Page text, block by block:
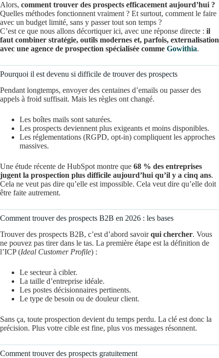
Alors, comment trouver des prospects efficacement aujourd’hui ?
Quelles méthodes fonctionnent vraiment ? Et surtout, comment le faire
avec un budget limité, sans y passer tout son temps ?
C’est ce que nous allons décortiquer ici, avec une réponse directe : il
faut combiner stratégie, outils modernes et, parfois, externalisation
avec une agence de prospection spécialisée comme Gowithia.
Pourquoi il est devenu si difficile de trouver des prospects
Pendant longtemps, envoyer des centaines d’emails ou passer des
appels à froid suffisait. Mais les règles ont changé.
Les boîtes mails sont saturées.
Les prospects deviennent plus exigeants et moins disponibles.
Les réglementations (RGPD, opt-in) compliquent les approches
massives.
Une étude récente de HubSpot montre que 68 % des entreprises
jugent la prospection plus difficile aujourd’hui qu’il y a cinq ans.
Cela ne veut pas dire qu’elle est impossible. Cela veut dire qu’elle doit
être faite autrement.
Comment trouver des prospects B2B en 2026 : les bases
Trouver des prospects B2B, c’est d’abord savoirqui chercher. Vous
ne pouvez pas tirer dans le tas. La première étape est la définition de
l’ICP (Ideal Customer Profile) :
Le secteur à cibler.
La taille d’entreprise idéale.
Les postes décisionnaires pertinents.
Le type de besoin ou de douleur client.
Sans ça, toute prospection devient du temps perdu. La clé est donc la
précision. Plus votre cible est fine, plus vos messages résonnent.
Comment trouver des prospects gratuitement